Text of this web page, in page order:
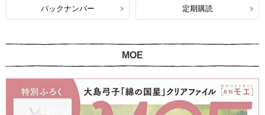
バックナンバー 定期購読
MOE